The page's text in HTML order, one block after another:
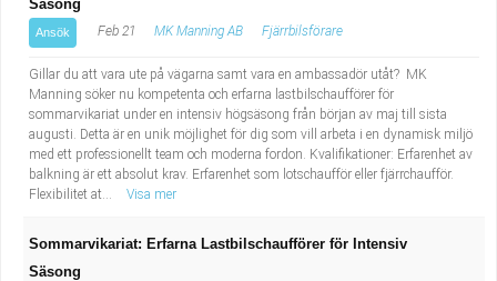
Säsong
Ansök Feb 21 MK Manning AB Fjärrbilsförare
Gillar du att vara ute på vägarna samt vara en ambassadör utåt? MK
Manning söker nu kompetenta och erfarna lastbilschaufförer för
sommarvikariat under en intensiv högsäsong från början av maj till sista
augusti. Detta är en unik möjlighet för dig som vill arbeta i en dynamisk miljö
med ett professionellt team och moderna fordon. Kvalifikationer: Erfarenhet av
balkning är ett absolut krav. Erfarenhet som lotschaufför eller fjärrchaufför.
Flexibilitet at...
Visa mer
Sommarvikariat: Erfarna Lastbilschaufförer för Intensiv
Säsong